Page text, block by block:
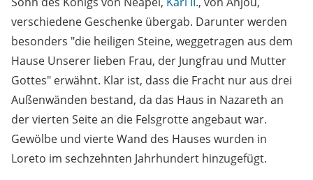
verschiedene Geschenke übergab. Darunter werden
besonders "die heiligen Steine, weggetragen aus dem
Hause Unserer lieben Frau, der Jungfrau und Mutter
Gottes" erwähnt. Klar ist, dass die Fracht nur aus drei
Außenwänden bestand, da das Haus in Nazareth an
der vierten Seite an die Felsgrotte angebaut war.
Gewölbe und vierte Wand des Hauses wurden in
Loreto im sechzehnten Jahrhundert hinzugefügt.